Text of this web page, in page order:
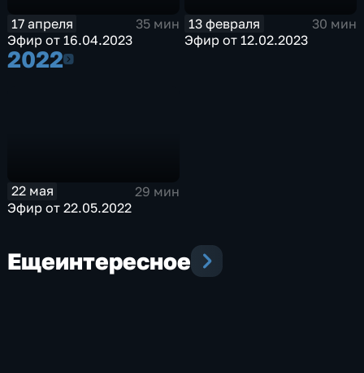
17 апреля
35 мин
Эфир от 16.04.2023
13 февраля
30 мин
Эфир от 12.02.2023
20222022
22 мая
29 мин
Эфир от 22.05.2022
Ещеинтересное